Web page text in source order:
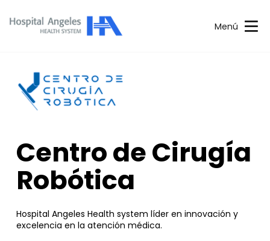
Menú
Centro de Cirugía
Robótica
Hospital Angeles Health system líder en innovación y
excelencia en la atención médica.